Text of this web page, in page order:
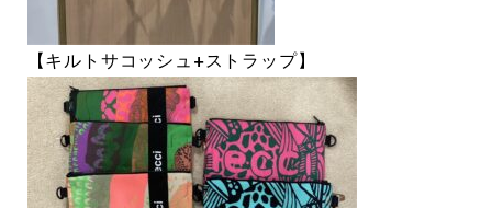
【キルトサコッシュ+ストラップ】